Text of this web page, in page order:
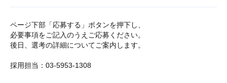
ページ下部「応募する」ボタンを押下し、
必要事項をご記入のうえご応募ください。
後日、選考の詳細についてご案内します。
採用担当：03-5953-1308